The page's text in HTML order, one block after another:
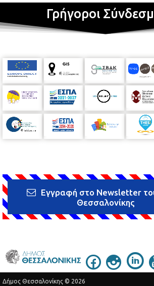
Γρήγοροι
Εγγραφή στο Newsletter
Θεσσαλονίκης
Δήμος Θεσσαλονίκης © 2026